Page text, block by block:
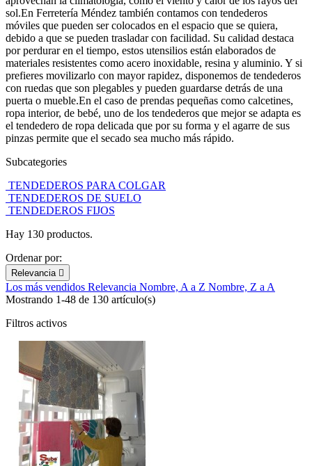
sol.En Ferretería Méndez también contamos con tendederos
móviles que pueden ser colocados en el espacio que se quiera,
debido a que se pueden trasladar con facilidad. Su calidad destaca
por perdurar en el tiempo, estos utensilios están elaborados de
materiales resistentes como acero inoxidable, resina y aluminio. Y si
prefieres movilizarlo con mayor rapidez, disponemos de tendederos
con ruedas que son plegables y pueden guardarse detrás de una
puerta o mueble.En el caso de prendas pequeñas como calcetines,
ropa interior, de bebé, uno de los tendederos que mejor se adapta es
el tendedero de ropa delicada que por su forma y el agarre de sus
pinzas permite que el secado sea mucho más rápido.
Subcategories
TENDEDEROS PARA COLGAR
TENDEDEROS DE SUELO
TENDEDEROS FIJOS
Hay 130 productos.
Ordenar por:
Relevancia 
Los más vendidos Relevancia Nombre, A a Z Nombre, Z a A
Mostrando 1-48 de 130 artículo(s)
Filtros activos